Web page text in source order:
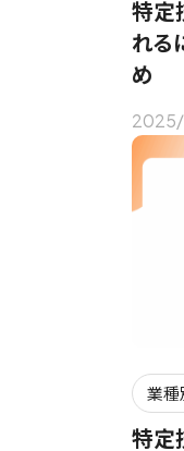
特定
れる
め
業種
特定